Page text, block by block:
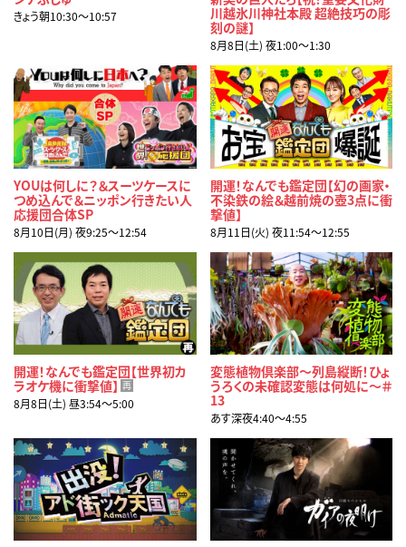
きょう朝10:30〜10:57
川越氷川神社本殿 超絶技巧の彫
刻の謎】
8月8日(土) 夜1:00〜1:30
YOUは何しに？＆スーツケースに
つめ込んで＆ニッポン行きたい人
応援団合体SP
8月10日(月) 夜9:25〜12:54
開運！なんでも鑑定団【幻の画家・
不染鉄の絵＆越前焼の壺3点に衝
撃値】
8月11日(火) 夜11:54〜12:55
開運！なんでも鑑定団【世界初カ
ラオケ機に衝撃値】 再
8月8日(土) 昼3:54〜5:00
変態植物倶楽部～列島縦断！ひょ
うろくの未確認変態は何処に～＃
13
あす深夜4:40〜4:55